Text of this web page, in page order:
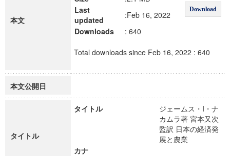
本文
Download
Last
updated
:Feb 16, 2022
Downloads
: 640
Total downloads since Feb 16, 2022 : 640
本文公開日
タイトル
タイトル
ジェームス・I・ナ
カムラ著 宮本又次
監訳 日本の経済発
展と農業
カナ